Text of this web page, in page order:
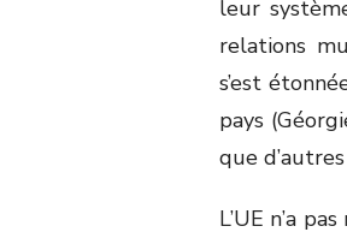
leur
relations
s’est
pays
que
L’UE n’a